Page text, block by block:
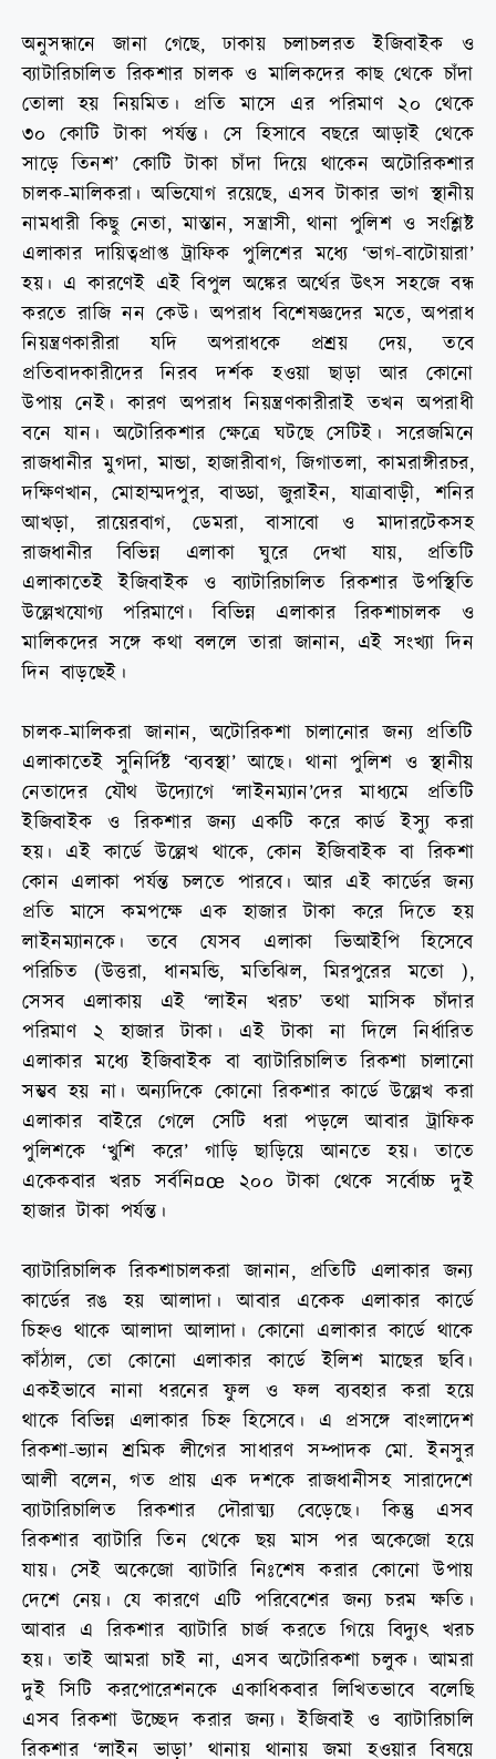
অনুসন্ধানে জানা গেছে, ঢাকায় চলাচলরত ইজিবাইক ও
ব্যাটারিচালিত রিকশার চালক ও মালিকদের কাছ থেকে চাঁদা
তোলা হয় নিয়মিত। প্রতি মাসে এর পরিমাণ ২০ থেকে
৩০ কোটি টাকা পর্যন্ত। সে হিসাবে বছরে আড়াই থেকে
সাড়ে তিনশ’ কোটি টাকা চাঁদা দিয়ে থাকেন অটোরিকশার
চালক-মালিকরা। অভিযোগ রয়েছে, এসব টাকার ভাগ স্থানীয়
নামধারী কিছু নেতা, মাস্তান, সন্ত্রাসী, থানা পুলিশ ও সংশ্লিষ্ট
এলাকার দায়িত্বপ্রাপ্ত ট্রাফিক পুলিশের মধ্যে ‘ভাগ-বাটোয়ারা’
হয়। এ কারণেই এই বিপুল অঙ্কের অর্থের উৎস সহজে বন্ধ
করতে রাজি নন কেউ। অপরাধ বিশেষজ্ঞদের মতে, অপরাধ
নিয়ন্ত্রণকারীরা যদি অপরাধকে প্রশ্রয় দেয়, তবে
প্রতিবাদকারীদের নিরব দর্শক হওয়া ছাড়া আর কোনো
উপায় নেই। কারণ অপরাধ নিয়ন্ত্রণকারীরাই তখন অপরাধী
বনে যান। অটোরিকশার ক্ষেত্রে ঘটছে সেটিই। সরেজমিনে
রাজধানীর মুগদা, মান্ডা, হাজারীবাগ, জিগাতলা, কামরাঙ্গীরচর,
দক্ষিণখান, মোহাম্মদপুর, বাড্ডা, জুরাইন, যাত্রাবাড়ী, শনির
আখড়া, রায়েরবাগ, ডেমরা, বাসাবো ও মাদারটেকসহ
রাজধানীর বিভিন্ন এলাকা ঘুরে দেখা যায়, প্রতিটি
এলাকাতেই ইজিবাইক ও ব্যাটারিচালিত রিকশার উপস্থিতি
উল্লেখযোগ্য পরিমাণে। বিভিন্ন এলাকার রিকশাচালক ও
মালিকদের সঙ্গে কথা বললে তারা জানান, এই সংখ্যা দিন
দিন বাড়ছেই।
চালক-মালিকরা জানান, অটোরিকশা চালানোর জন্য প্রতিটি
এলাকাতেই সুনির্দিষ্ট ‘ব্যবস্থা’ আছে। থানা পুলিশ ও স্থানীয়
নেতাদের যৌথ উদ্যোগে ‘লাইনম্যান’দের মাধ্যমে প্রতিটি
ইজিবাইক ও রিকশার জন্য একটি করে কার্ড ইস্যু করা
হয়। এই কার্ডে উল্লেখ থাকে, কোন ইজিবাইক বা রিকশা
কোন এলাকা পর্যন্ত চলতে পারবে। আর এই কার্ডের জন্য
প্রতি মাসে কমপক্ষে এক হাজার টাকা করে দিতে হয়
লাইনম্যানকে। তবে যেসব এলাকা ভিআইপি হিসেবে
পরিচিত (উত্তরা, ধানমন্ডি, মতিঝিল, মিরপুরের মতো ),
সেসব এলাকায় এই ‘লাইন খরচ’ তথা মাসিক চাঁদার
পরিমাণ ২ হাজার টাকা। এই টাকা না দিলে নির্ধারিত
এলাকার মধ্যে ইজিবাইক বা ব্যাটারিচালিত রিকশা চালানো
সম্ভব হয় না। অন্যদিকে কোনো রিকশার কার্ডে উল্লেখ করা
এলাকার বাইরে গেলে সেটি ধরা পড়লে আবার ট্রাফিক
পুলিশকে ‘খুশি করে’ গাড়ি ছাড়িয়ে আনতে হয়। তাতে
একেকবার খরচ সর্বনি¤œ ২০০ টাকা থেকে সর্বোচ্চ দুই
হাজার টাকা পর্যন্ত।
ব্যাটারিচালিক রিকশাচালকরা জানান, প্রতিটি এলাকার জন্য
কার্ডের রঙ হয় আলাদা। আবার একেক এলাকার কার্ডে
চিহ্নও থাকে আলাদা আলাদা। কোনো এলাকার কার্ডে থাকে
কাঁঠাল, তো কোনো এলাকার কার্ডে ইলিশ মাছের ছবি।
একইভাবে নানা ধরনের ফুল ও ফল ব্যবহার করা হয়ে
থাকে বিভিন্ন এলাকার চিহ্ন হিসেবে। এ প্রসঙ্গে বাংলাদেশ
রিকশা-ভ্যান শ্রমিক লীগের সাধারণ সম্পাদক মো. ইনসুর
আলী বলেন, গত প্রায় এক দশকে রাজধানীসহ সারাদেশে
ব্যাটারিচালিত রিকশার দৌরাত্ম্য বেড়েছে। কিন্তু এসব
রিকশার ব্যাটারি তিন থেকে ছয় মাস পর অকেজো হয়ে
যায়। সেই অকেজো ব্যাটারি নিঃশেষ করার কোনো উপায়
দেশে নেয়। যে কারণে এটি পরিবেশের জন্য চরম ক্ষতি।
আবার এ রিকশার ব্যাটারি চার্জ করতে গিয়ে বিদ্যুৎ খরচ
হয়। তাই আমরা চাই না, এসব অটোরিকশা চলুক। আমরা
দুই সিটি করপোরেশনকে একাধিকবার লিখিতভাবে বলেছি
এসব রিকশা উচ্ছেদ করার জন্য। ইজিবাই ও ব্যাটারিচালি
রিকশার ‘লাইন ভাড়া’ থানায় থানায় জমা হওয়ার বিষয়ে